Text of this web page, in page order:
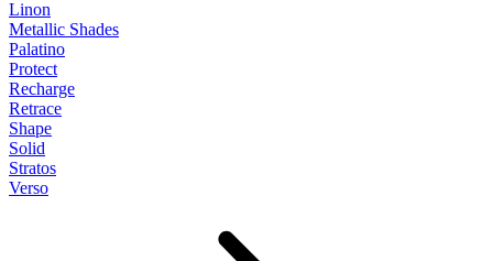
Linon
Metallic Shades
Palatino
Protect
Recharge
Retrace
Shape
Solid
Stratos
Verso